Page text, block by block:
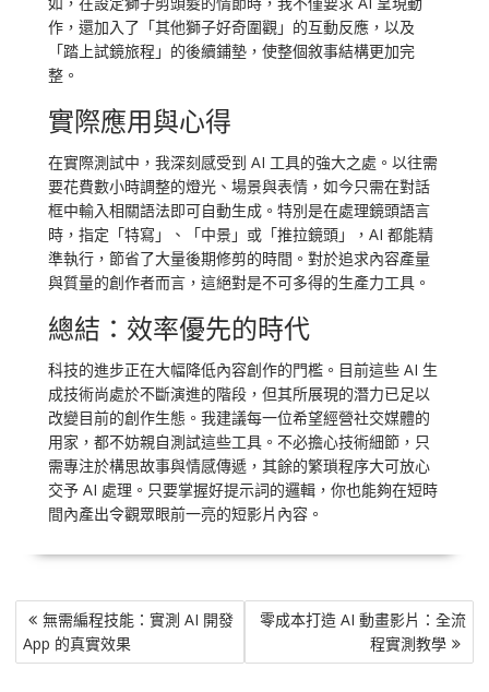
作，還加入了「其他獅子好奇圍觀」的互動反應，以及
「踏上試鏡旅程」的後續鋪墊，使整個敘事結構更加完
整。
實際應用與心得
在實際測試中，我深刻感受到 AI 工具的強大之處。以往需
要花費數小時調整的燈光、場景與表情，如今只需在對話
框中輸入相關語法即可自動生成。特別是在處理鏡頭語言
時，指定「特寫」、「中景」或「推拉鏡頭」，AI 都能精
準執行，節省了大量後期修剪的時間。對於追求內容產量
與質量的創作者而言，這絕對是不可多得的生產力工具。
總結：效率優先的時代
科技的進步正在大幅降低內容創作的門檻。目前這些 AI 生
成技術尚處於不斷演進的階段，但其所展現的潛力已足以
改變目前的創作生態。我建議每一位希望經營社交媒體的
用家，都不妨親自測試這些工具。不必擔心技術細節，只
需專注於構思故事與情感傳遞，其餘的繁瑣程序大可放心
交予 AI 處理。只要掌握好提示詞的邏輯，你也能夠在短時
間內產出令觀眾眼前一亮的短影片內容。
文
章
導
無需編程技能：實測 AI 開發
App 的真實效果
零成本打造 AI 動畫影片：全流
程實測教學